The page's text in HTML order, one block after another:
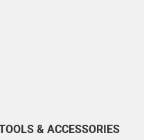
& ACCESSORIES